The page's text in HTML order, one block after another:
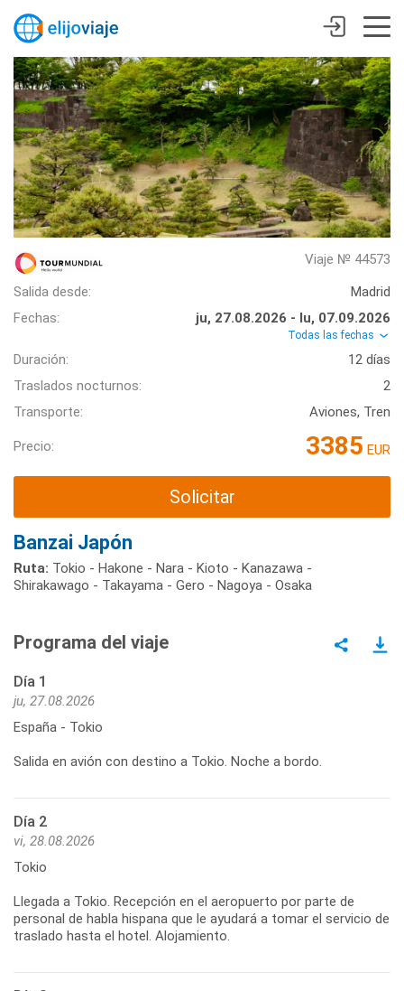
Viaje № 44573
Salida desde:
Madrid
Fechas:
ju, 27.08.2026 - lu, 07.09.2026
Todas las fechas
Duración:
12 días
Traslados nocturnos:
2
Transporte:
Aviones, Tren
Precio: 3385 EUR
Solicitar
Banzai Japón
Ruta: Tokio - Hakone - Nara - Kioto - Kanazawa -
Shirakawago - Takayama - Gero - Nagoya - Osaka
Programa del viaje
Día 1
ju, 27.08.2026
España - Tokio
Salida en avión con destino a Tokio. Noche a bordo.
Día 2
vi, 28.08.2026
Tokio
Llegada a Tokio. Recepción en el aeropuerto por parte de
personal de habla hispana que le ayudará a tomar el servicio de
traslado hasta el hotel. Alojamiento.